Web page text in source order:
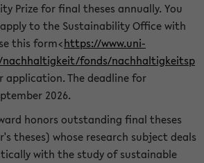
Prize for final theses annually. You
to the Sustainability Office with
this form<https://www.uni-
nachhaltigkeit/fonds/nachhaltigkeitsp
application. The deadline for
2026.
honors outstanding final theses
theses) whose research subject deals
with the study of sustainable